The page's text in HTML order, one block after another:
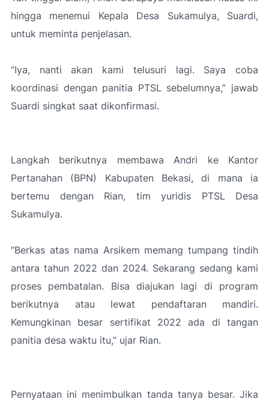
hingga menemui Kepala Desa Sukamulya, Suardi,
untuk meminta penjelasan.
“Iya, nanti akan kami telusuri lagi. Saya coba
koordinasi dengan panitia PTSL sebelumnya,” jawab
Suardi singkat saat dikonfirmasi.
Langkah berikutnya membawa Andri ke Kantor
Pertanahan (BPN) Kabupaten Bekasi, di mana ia
bertemu dengan Rian, tim yuridis PTSL Desa
Sukamulya.
“Berkas atas nama Arsikem memang tumpang tindih
antara tahun 2022 dan 2024. Sekarang sedang kami
proses pembatalan. Bisa diajukan lagi di program
berikutnya atau lewat pendaftaran mandiri.
Kemungkinan besar sertifikat 2022 ada di tangan
panitia desa waktu itu,” ujar Rian.
Pernyataan ini menimbulkan tanda tanya besar. Jika